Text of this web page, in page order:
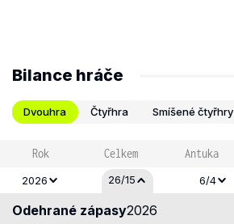
Bilance hráče
Dvouhra Čtyřhra Smíšené čtyřhry
Rok Celkem Antuka
2026 26/15 6/4
Odehrané zápasy2026